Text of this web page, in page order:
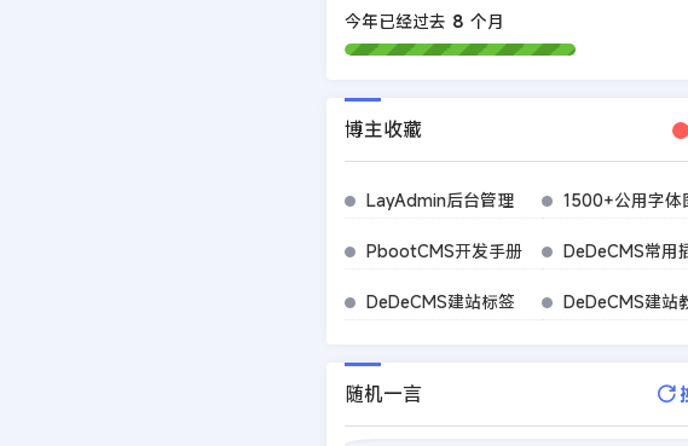
今年已经过去 8 个月
博主收藏
LayAdmin后台管理 1500+公用字体
PbootCMS开发手册 DeDeCMS常用
DeDeCMS建站标签 DeDeCMS建站
随机一言